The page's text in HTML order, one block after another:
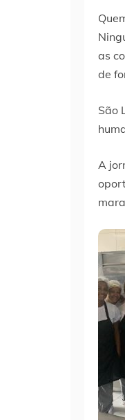
as
de
São
A